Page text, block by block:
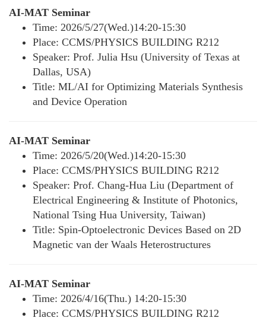
AI-MAT Seminar
Time: 2026/5/27(Wed.)14:20-15:30
Place: CCMS/PHYSICS BUILDING R212
Speaker: Prof. Julia Hsu (University of Texas at
Dallas, USA)
Title: ML/AI for Optimizing Materials Synthesis
and Device Operation
AI-MAT Seminar
Time: 2026/5/20(Wed.)14:20-15:30
Place: CCMS/PHYSICS BUILDING R212
Speaker: Prof. Chang-Hua Liu (Department of
Electrical Engineering & Institute of Photonics,
National Tsing Hua University, Taiwan)
Title: Spin-Optoelectronic Devices Based on 2D
Magnetic van der Waals Heterostructures
AI-MAT Seminar
Time: 2026/4/16(Thu.) 14:20-15:30
Place: CCMS/PHYSICS BUILDING R212